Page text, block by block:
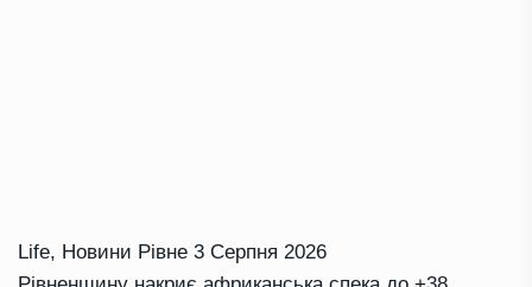
Life, Новини Рівне 3 Серпня 2026